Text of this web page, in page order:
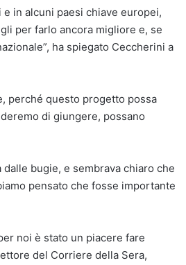
in alcuni paesi chiave europei,
per farlo ancora migliore e, se
ha spiegato Ceccherini a
perché questo progetto possa
di giungere, possano
bugie, e sembrava chiaro che
pensato che fosse importante
noi è stato un piacere fare
del Corriere della Sera,